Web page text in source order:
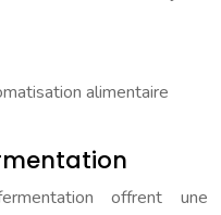
offrent une